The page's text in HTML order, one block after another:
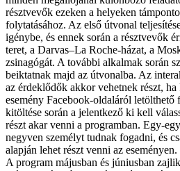
résztvevők ezeken a helyeken
folytatásához. Az első útvonal
igénybe, és ennek során a résztvevők
teret, a Darvas–La Roche-házat, a
zsinagógát. A további alkalmak során
beiktatnak majd az útvonalba. Az
az érdeklődők akkor vehetnek részt,
esemény Facebook-oldaláról
kitöltése során a jelentkező ki kell
részt akar venni a programban. Egy-
negyven személyt tudnak fogadni, és
alapján lehet részt venni az eseményen.
A program májusban és júniusban